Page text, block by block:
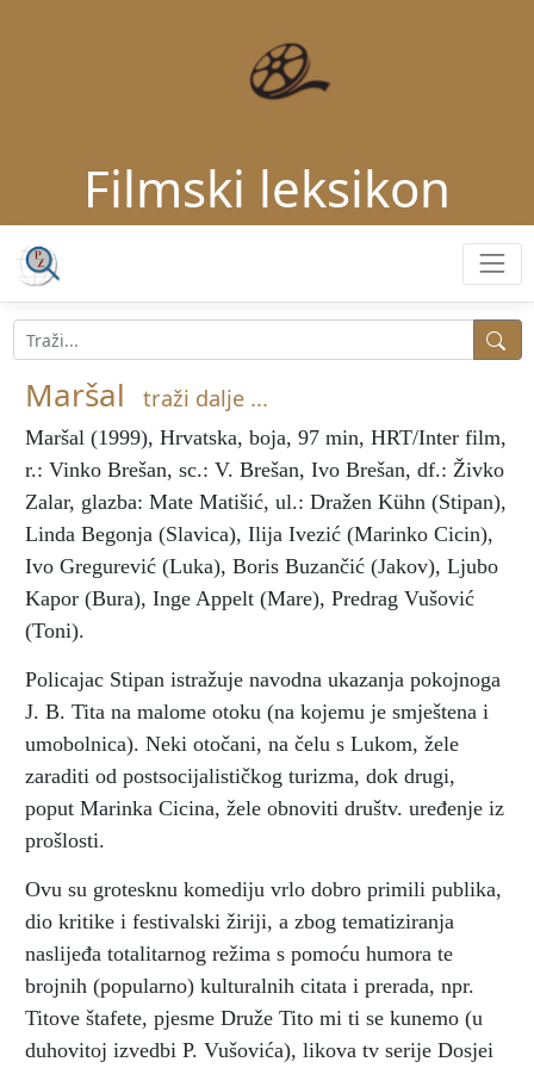
Filmski leksikon
Maršal traži dalje ...
Maršal (1999), Hrvatska, boja, 97 min, HRT/Inter film,
r.: Vinko Brešan, sc.: V. Brešan, Ivo Brešan, df.: Živko
Zalar, glazba: Mate Matišić, ul.: Dražen Kühn (Stipan),
Linda Begonja (Slavica), Ilija Ivezić (Marinko Cicin),
Ivo Gregurević (Luka), Boris Buzančić (Jakov), Ljubo
Kapor (Bura), Inge Appelt (Mare), Predrag Vušović
(Toni).
Policajac Stipan istražuje navodna ukazanja pokojnoga
J. B. Tita na malome otoku (na kojemu je smještena i
umobolnica). Neki otočani, na čelu s Lukom, žele
zaraditi od postsocijalističkog turizma, dok drugi,
poput Marinka Cicina, žele obnoviti društv. uređenje iz
prošlosti.
Ovu su grotesknu komediju vrlo dobro primili publika,
dio kritike i festivalski žiriji, a zbog tematiziranja
naslijeđa totalitarnog režima s pomoću humora te
brojnih (popularno) kulturalnih citata i prerada, npr.
Titove štafete, pjesme Druže Tito mi ti se kunemo (u
duhovitoj izvedbi P. Vušovića), likova tv serije Dosjei